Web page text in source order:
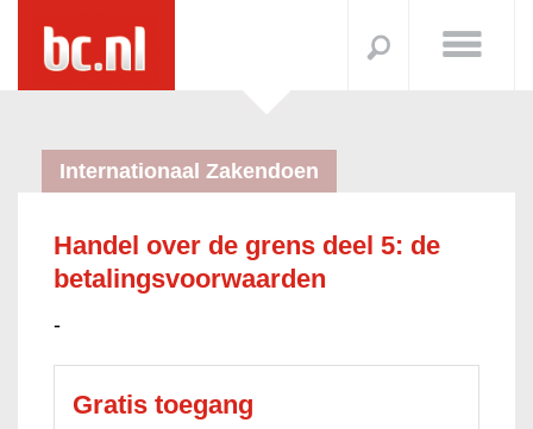
Internationaal Zakendoen
Handel over de grens deel 5: de
betalingsvoorwaarden
-
Gratis toegang